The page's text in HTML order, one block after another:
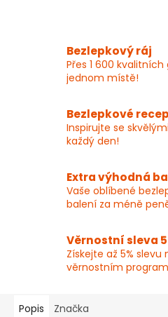
Bezlepkový ráj
Přes 1 600
jednom místě!
Bezlepkové
Inspirujte se
každý den!
Extra výhodná
Vaše oblíbené
balení za méně
Věrnostní sleva 5
Získejte až 5%
věrnostním
Popis Značka